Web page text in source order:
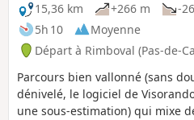
15,36 km
+266 m
-
5h 10
Moyenne
Départ à Rimboval (Pas-de-
Parcours bien vallonné (sans
dénivelé, le logiciel de
une sous-estimation) qui mixe